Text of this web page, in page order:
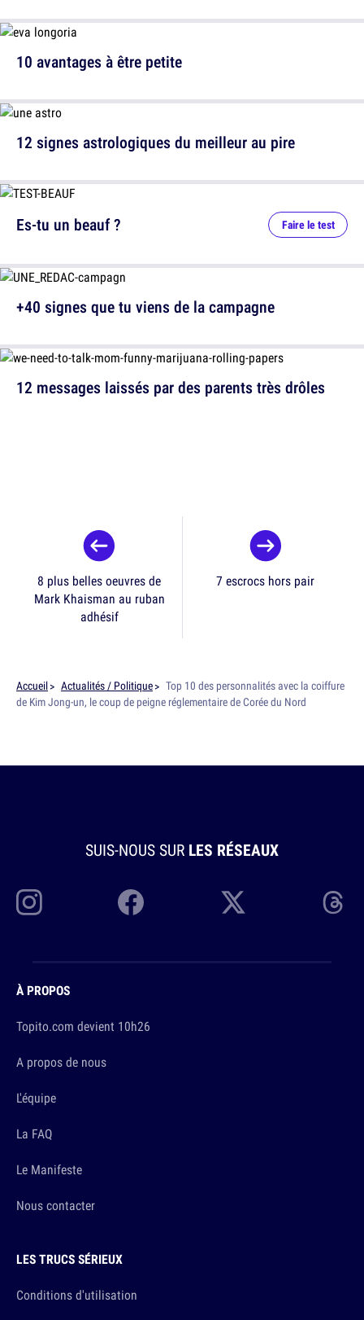
10 avantages à être petite
12 signes astrologiques du meilleur au pire
12 messages laissés par des parents très drôles
Es-tu un beauf ? Faire le test
+40 signes que tu viens de la campagne
8 plus belles oeuvres de
Mark Khaisman au ruban
adhésif
7 escrocs hors pair
Accueil Actualités / Politique
Top 10 des personnalités avec la coiffure
de Kim Jong-un, le coup de peigne réglementaire de Corée du Nord
SUIS-NOUS SUR LES RÉSEAUX
À PROPOS
Topito.com devient 10h26
A propos de nous
L'équipe
La FAQ
Le Manifeste
Nous contacter
LES TRUCS SÉRIEUX
Conditions d'utilisation